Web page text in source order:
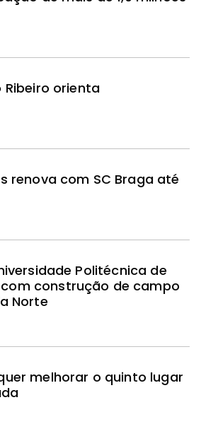
Ribeiro orienta
renova com SC Braga até
Politécnica de
construção de campo
Norte
melhorar o quinto lugar